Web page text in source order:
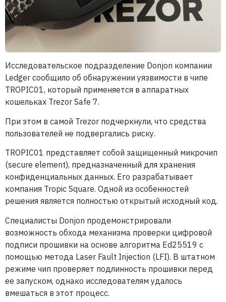
Исследовательское подразделение Donjon компании
Ledger сообщило об обнаружении уязвимости в чипе
TROPIC01, который применяется в аппаратных
кошельках Trezor Safe 7.
При этом в самой Trezor подчеркнули, что средства
пользователей не подвергались риску.
TROPIC01 представляет собой защищенный микрочип
(secure element), предназначенный для хранения
конфиденциальных данных. Его разрабатывает
компания Tropic Square. Одной из особенностей
решения является полностью открытый исходный код.
Специалисты Donjon продемонстрировали
возможность обхода механизма проверки цифровой
подписи прошивки на основе алгоритма Ed25519 с
помощью метода Laser Fault Injection (LFI). В штатном
режиме чип проверяет подлинность прошивки перед
ее запуском, однако исследователям удалось
вмешаться в этот процесс.